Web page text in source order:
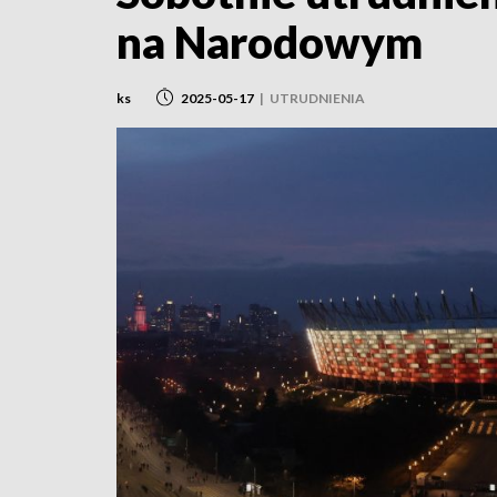
na Narodowym
ks 2025-05-17 | UTRUDNIENIA